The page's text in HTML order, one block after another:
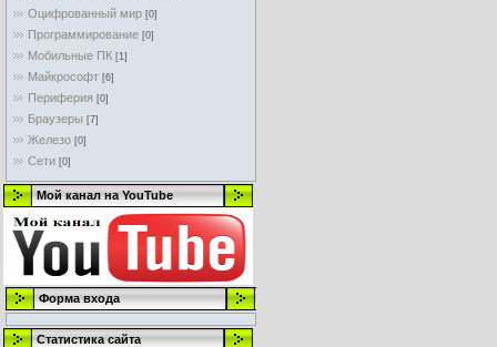
Оцифрованный мир [0]
Программирование [0]
Мобильные ПК [1]
Майкрософт [6]
Периферия [0]
Браузеры [7]
Железо [0]
Сети [0]
Мой канал на YouTube
Форма входа
Статистика сайта